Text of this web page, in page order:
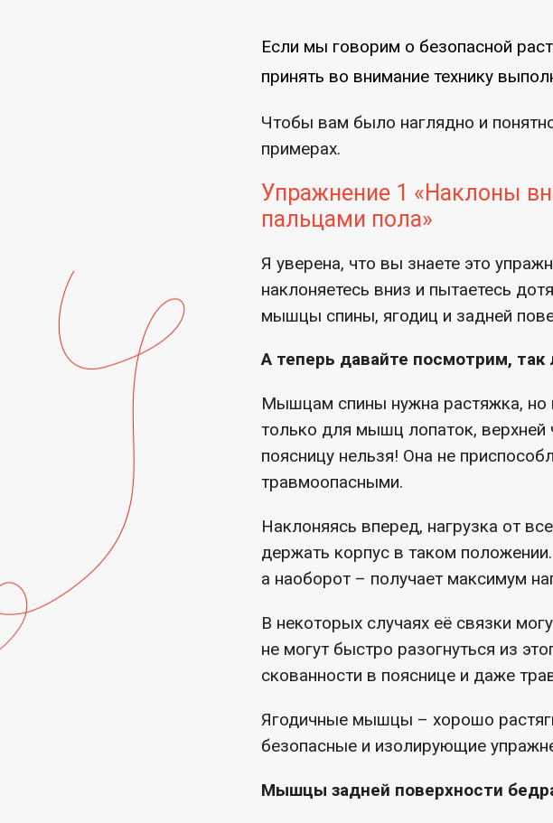
Если мы говорим о безопасной
принять во внимание технику
Чтобы вам было наглядно и
примерах.
Упражнение 1 «Наклоны
пальцами пола»
Я уверена, что вы знаете это
наклоняетесь вниз и пытаетесь
мышцы спины, ягодиц и задней
А теперь давайте посмотрим, так
Мышцам спины нужна растяжка, но
только для мышц лопаток, верхней
поясницу нельзя! Она не
травмоопасными.
Наклоняясь вперед, нагрузка от
держать корпус в таком
а наоборот – получает максимум
В некоторых случаях её связки
не могут быстро разогнуться из
скованности в пояснице и даже
Ягодичные мышцы – хорошо
безопасные и изолирующие
Мышцы задней поверхности